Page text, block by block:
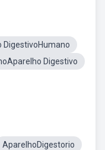
DigestivoHumano
Digestivo
AparelhoDigestorio